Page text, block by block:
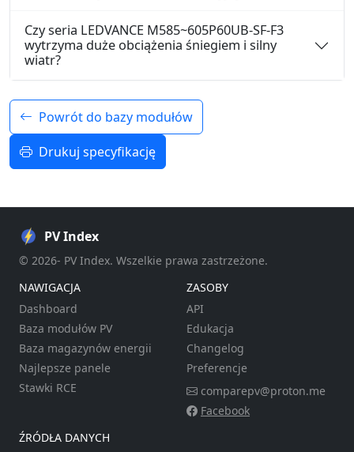
Czy seria LEDVANCE M585~605P60UB-SF-F3
wytrzyma duże obciążenia śniegiem i silny
wiatr?
Powrót do bazy modułów
Drukuj specyfikację
PV Index
© 2026- PV Index. Wszelkie prawa zastrzeżone.
NAWIGACJA
Dashboard
Baza modułów PV
Baza magazynów energii
Najlepsze panele
Stawki RCE
ZASOBY
API
Edukacja
Changelog
Preferencje
comparepv@proton.me
Facebook
ŹRÓDŁA DANYCH